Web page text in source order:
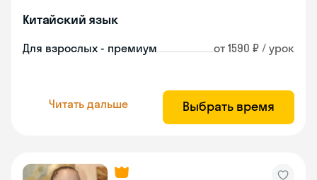
Китайский язык
Для взрослых - премиум от 1590 ₽ / урок
Читать дальше Выбрать время